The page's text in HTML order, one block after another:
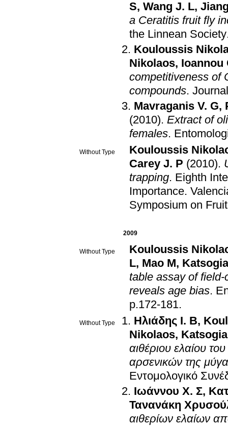
S, Wang J. L,
a Ceratitis fruit fly
the Linnean Society
Kouloussis
Nikolaos, Ioannou
competitiveness of
compounds.
Mavraganis V. G,
(2010). Extract of
females.
Without Type
Kouloussis
Carey J. Ρ (2010).
trapping. Eighth
Importance.
Symposium on
2009
Without Type
Kouloussis
L, Mao M,
table assay of
reveals age bias.
p.172-181.
Without Type Ηλιάδης Ι. Β,
Nikolaos,
αιθέριου ελαίου
αρσενικών της
Εντομολογικό
Ιωάννου Χ. Σ,
Τανανάκη
αιθερίων ελαίων